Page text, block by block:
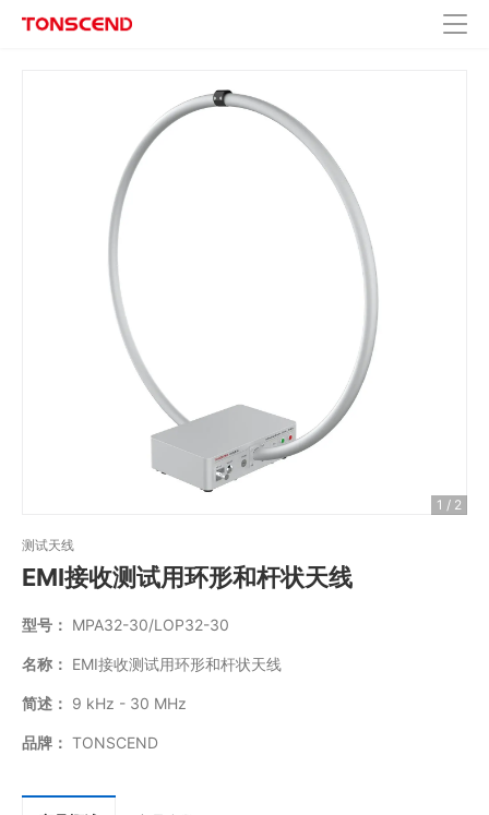
1 / 2
测试天线
EMI接收测试用环形和杆状天线
型号： MPA32-30/LOP32-30
名称： EMI接收测试用环形和杆状天线
简述： 9 kHz - 30 MHz
品牌： TONSCEND